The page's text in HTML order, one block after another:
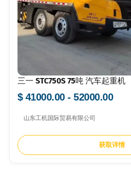
三一 STC750S 75吨 汽车起重机
$ 41000.00 - 52000.00
山东工机国际贸易有限公司
获取详情